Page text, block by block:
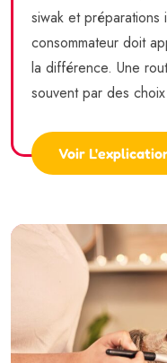
siwak et préparations
consommateur doit
la différence. Une
souvent par des
Voir